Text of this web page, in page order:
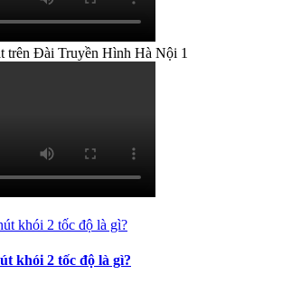
trên Đài Truyền Hình Hà Nội 1
khói 2 tốc độ là gì?